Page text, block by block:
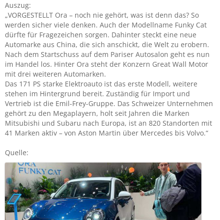
Auszug:
„VORGESTELLT Ora – noch nie gehört, was ist denn das? So
werden sicher viele denken. Auch der Modellname Funky Cat
dürfte für Fragezeichen sorgen. Dahinter steckt eine neue
Automarke aus China, die sich anschickt, die Welt zu erobern.
Nach dem Startschuss auf dem Pariser Autosalon geht es nun
im Handel los. Hinter Ora steht der Konzern Great Wall Motor
mit drei weiteren Automarken.
Das 171 PS starke Elektroauto ist das erste Modell, weitere
stehen im Hintergrund bereit. Zuständig für Import und
Vertrieb ist die Emil-Frey-Gruppe. Das Schwei­zer Unternehmen
gehört zu den Megaplayern, holt seit Jahren die Marken
Mitsubishi und Subaru nach Europa, ist an 820 Standorten mit
41 Marken aktiv – von Aston Martin über Mercedes bis Volvo.“
Quelle: